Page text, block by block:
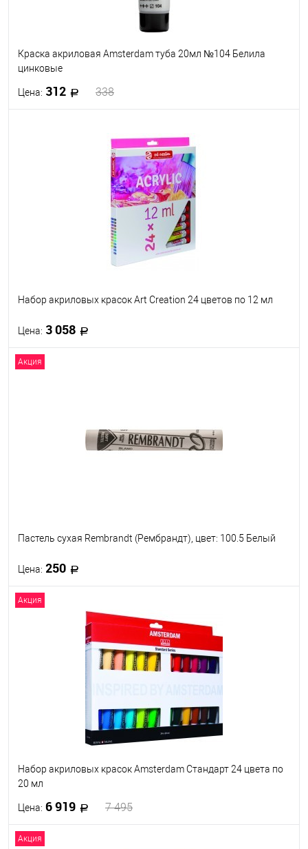
Краска акриловая Amsterdam туба 20мл №104 Белила
цинковые
Цена: 312 338
Под заказ
Набор акриловых красок Art Creation 24 цветов по 12 мл
Цена: 3 058
Акция
Пастель сухая Rembrandt (Рембрандт), цвет: 100.5 Белый
Цена: 250
Под заказ
Акция
Набор акриловых красок Amsterdam Стандарт 24 цвета по
20 мл
Цена: 6 919 7 495
Акция